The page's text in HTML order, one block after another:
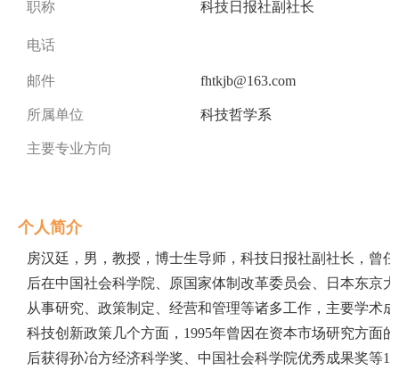
职称 科技日报社副社长
电话
邮件 fhtkjb@163.com
所属单位 科技哲学系
主要专业方向
个人简介
房汉廷，男，教授，博士生导师，科技日报社副社长，曾
后在中国社会科学院、原国家体制改革委员会、日本东京
从事研究、政策制定、经营和管理等诸多工作，主要学术
科技创新政策几个方面， 1995年曾因在资本市场研究方面
后获得孙冶方经济科学奖、中国社会科学院优秀成果奖等10